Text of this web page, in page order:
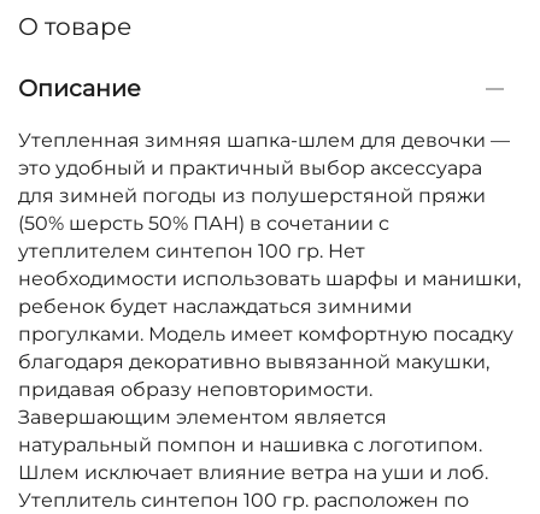
О товаре
Описание
Утепленная зимняя шапка-шлем для девочки —
это удобный и практичный выбор аксессуара
для зимней погоды из полушерстяной пряжи
(50% шерсть 50% ПАН) в сочетании с
утеплителем синтепон 100 гр. Нет
необходимости использовать шарфы и манишки,
ребенок будет наслаждаться зимними
прогулками. Модель имеет комфортную посадку
благодаря декоративно вывязанной макушки,
придавая образу неповторимости.
Завершающим элементом является
натуральный помпон и нашивка с логотипом.
Шлем исключает влияние ветра на уши и лоб.
Утеплитель синтепон 100 гр. расположен по